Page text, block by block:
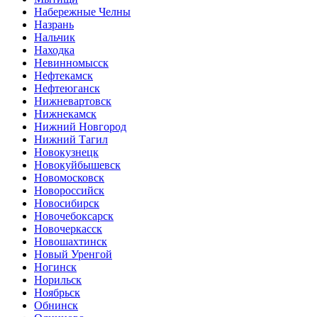
Набережные Челны
Назрань
Нальчик
Находка
Невинномысск
Нефтекамск
Нефтеюганск
Нижневартовск
Нижнекамск
Нижний Новгород
Нижний Тагил
Новокузнецк
Новокуйбышевск
Новомосковск
Новороссийск
Новосибирск
Новочебоксарск
Новочеркасск
Новошахтинск
Новый Уренгой
Ногинск
Норильск
Ноябрьск
Обнинск